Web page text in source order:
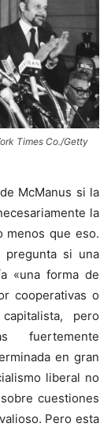
Times Co./Getty
McManus si la
la
menos que eso.
pregunta si una
«una forma de
cooperativas o
pero
fuertemente
en gran
liberal no
cuestiones
Pero esta